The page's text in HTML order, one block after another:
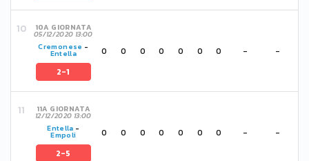
10A GIORNATA
05/12/2020 13:00
Cremonese -
Entella
2-1
0 0 0 0 0 0 0 - -
11A GIORNATA
12/12/2020 13:00
Entella -
Empoli
2-5
0 0 0 0 0 0 0 - -